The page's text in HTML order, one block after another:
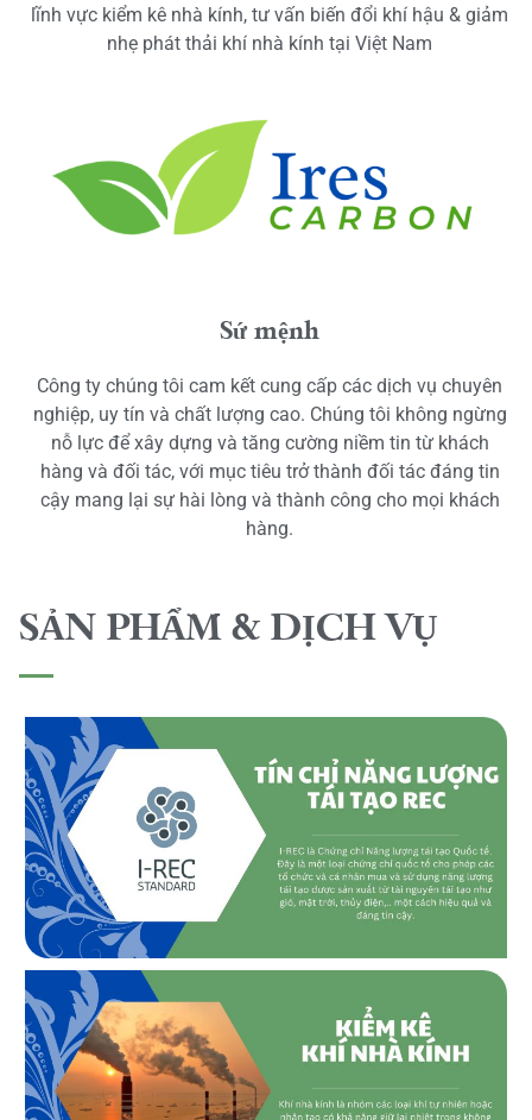
lĩnh vực kiểm kê nhà kính, tư vấn biến đổi khí hậu & giảm
nhẹ phát thải khí nhà kính tại Việt Nam
Sứ mệnh
Công ty chúng tôi cam kết cung cấp các dịch vụ chuyên
nghiệp, uy tín và chất lượng cao. Chúng tôi không ngừng
nỗ lực để xây dựng và tăng cường niềm tin từ khách
hàng và đối tác, với mục tiêu trở thành đối tác đáng tin
cậy mang lại sự hài lòng và thành công cho mọi khách
hàng.
SẢN PHẨM & DỊCH VỤ